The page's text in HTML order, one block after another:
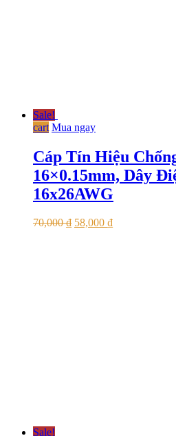
Sale!
cart Mua ngay
Cáp Tín Hiệu
16×0.15mm, Dây
16x26AWG
70,000₫ 58,000 ₫
Sale!